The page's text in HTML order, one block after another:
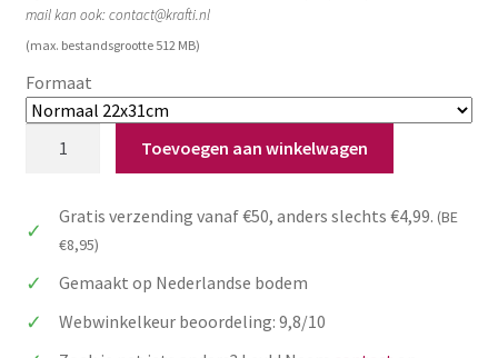
mail kan ook: contact@krafti.nl
(max. bestandsgrootte 512 MB)
Formaat
ingelijste
plattegrond
aantal
Toevoegen aan winkelwagen
Gratis verzending vanaf €50, anders slechts €4,99. (BE
€8,95)
Gemaakt op Nederlandse bodem
Webwinkelkeur beoordeling: 9,8/10